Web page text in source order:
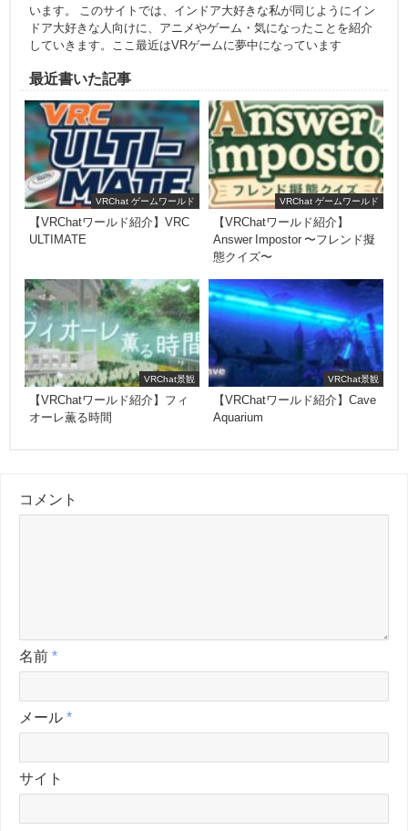
います。 このサイトでは、インドア大好きな私が同じようにイン
ドア大好きな人向けに、アニメやゲーム・気になったことを紹介
していきます。ここ最近はVRゲームに夢中になっています
最近書いた記事
VRChat ゲームワールド
【VRChatワールド紹介】VRC
ULTIMATE
VRChat ゲームワールド
【VRChatワールド紹介】
Answer Impostor 〜フレンド擬
態クイズ〜
VRChat景観
【VRChatワールド紹介】フィ
オーレ薫る時間
VRChat景観
【VRChatワールド紹介】Cave
Aquarium
コメント
名前 *
メール *
サイト